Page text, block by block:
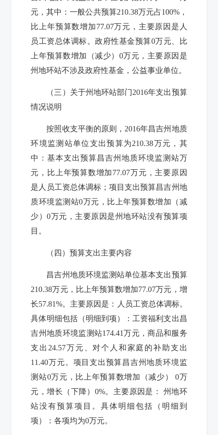
元，其中：一般公共预算210.38万元占100%，
比上年预算数增加77.07万元，主要原因是 人
员工资总体调标。政府性基金预算0万元、
比
上年预算数增加（减少） 0万元，主要原因是
州地环站不涉及政府性基金，公益事业单位。
（三）关于州地环站部门2016年支出预算
情况说明
按照收支平衡的原则，2016年昌吉州地质
环境监测站单位支出预算为210.38万元，其
中：基本支出预算昌吉州地质环境监测站万
元， 比上年预算数增加77.07万元，主要原因
是 人员工资总体调标； 项目支出预算昌吉州地
质环境监测站0万元， 比上年预算数增加（减
少）0万元，主要原因是州地环站没有预算项
目。
（四）预算支出主要内容
昌吉州地质环境监测站单位基本支出预算
210.38万元， 比上年预算数增加77.07万元，增
长57.81%。主要原因是： 人员工资总体调标。
具体明细包括（明细到项）：工资福利支出 昌
吉州地质环境监测站174.41万元，商品和服务
支出 24.57万元、对个人和家庭的补助支出
11.40万元。项目支出预算昌吉州地质环境监
测站0万元， 比上年预算数增加（减少） 0万
元，增长（下降） 0%。主要原因是： 州地环
站没有预算项目。具体明细包括（明细到
项）：各项均为0万元。